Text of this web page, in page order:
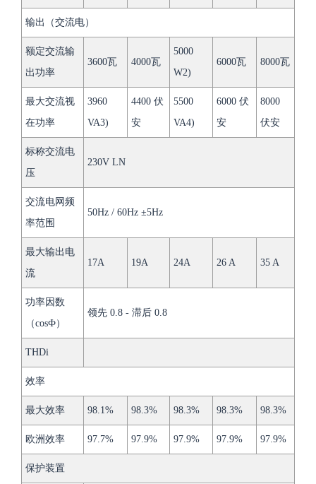
输出（交流电）
额定交流输
出功率
3600瓦 4000瓦
5000
W2)
6000瓦 8000瓦
最大交流视
在功率
3960
VA3)
4400 伏
安
5500
VA4)
6000 伏
安
8000
伏安
标称交流电
压
230V LN
交流电网频
率范围
50Hz / 60Hz ±5Hz
最大输出电
流
17A 19A 24A 26 A 35 A
功率因数
（cosФ）
领先 0.8 - 滞后 0.8
THDi
效率
最大效率 98.1% 98.3% 98.3% 98.3% 98.3%
欧洲效率 97.7% 97.9% 97.9% 97.9% 97.9%
保护装置